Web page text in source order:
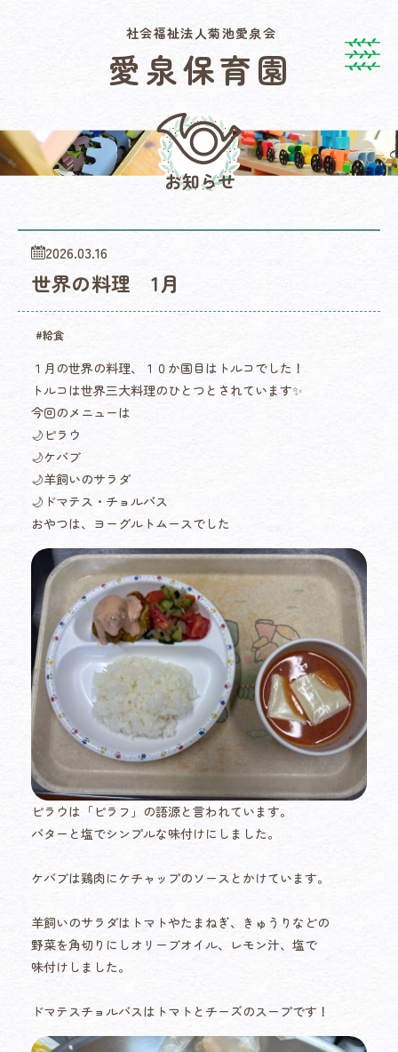
社会福祉法人菊池愛泉会
愛泉保育園
お知らせ
2026.03.16
世界の料理 1月
#給食
１月の世界の料理、１０か国目はトルコでした！
トルコは世界三大料理のひとつとされています✨
今回のメニューは
🌙ピラウ
🌙ケバブ
🌙羊飼いのサラダ
🌙ドマテス・チョルバス
おやつは、ヨーグルトムースでした
ピラウは「ピラフ」の語源と言われています。
バターと塩でシンプルな味付けにしました。
ケバブは鶏肉にケチャップのソースとかけています。
羊飼いのサラダはトマトやたまねぎ、きゅうりなどの
野菜を角切りにしオリーブオイル、レモン汁、塩で
味付けしました。
ドマテスチョルバスはトマトとチーズのスープです！